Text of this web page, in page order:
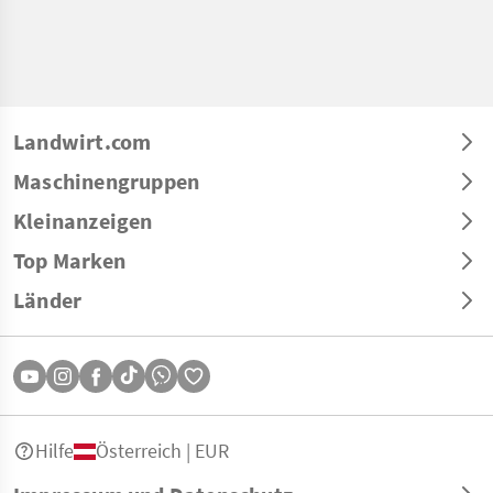
Landwirt.com
Maschinengruppen
Kleinanzeigen
Top Marken
Länder
Hilfe Österreich | EUR